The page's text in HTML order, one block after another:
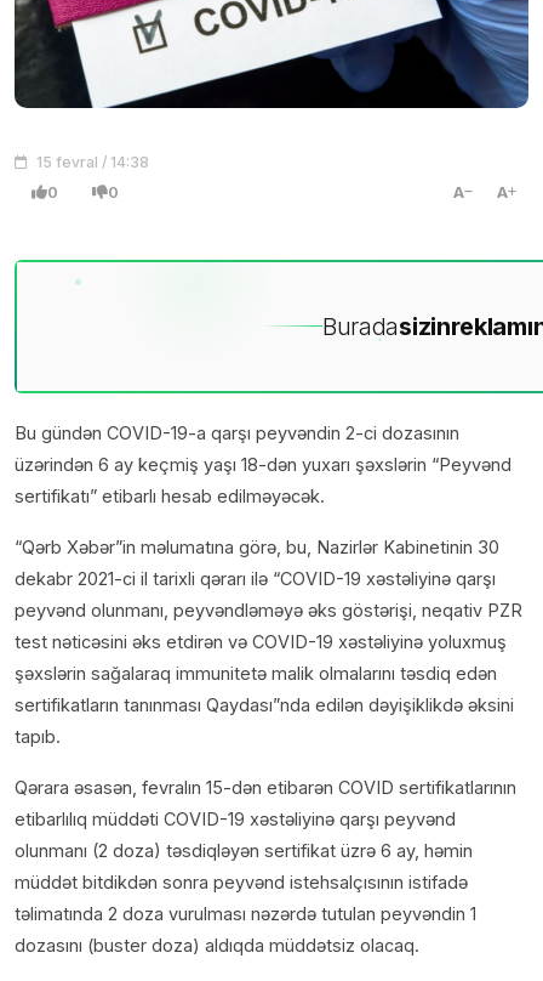
15 fevral / 14:38
0 0 A A
Buradasizin
Bu gündən COVID-19-a qarşı peyvəndin 2-ci dozasının
üzərindən 6 ay keçmiş yaşı 18-dən yuxarı şəxslərin “Peyvənd
sertifikatı” etibarlı hesab edilməyəcək.
“Qərb Xəbər”in məlumatına görə, bu, Nazirlər Kabinetinin 30
dekabr 2021-ci il tarixli qərarı ilə “COVID-19 xəstəliyinə qarşı
peyvənd olunmanı, peyvəndləməyə əks göstərişi, neqativ PZR
test nəticəsini əks etdirən və COVID-19 xəstəliyinə yoluxmuş
şəxslərin sağalaraq immunitetə malik olmalarını təsdiq edən
sertifikatların tanınması Qaydası”nda edilən dəyişiklikdə əksini
tapıb.
Qərara əsasən, fevralın 15-dən etibarən COVID sertifikatlarının
etibarlılıq müddəti COVID-19 xəstəliyinə qarşı peyvənd
olunmanı (2 doza) təsdiqləyən sertifikat üzrə 6 ay, həmin
müddət bitdikdən sonra peyvənd istehsalçısının istifadə
təlimatında 2 doza vurulması nəzərdə tutulan peyvəndin 1
dozasını (buster doza) aldıqda müddətsiz olacaq.